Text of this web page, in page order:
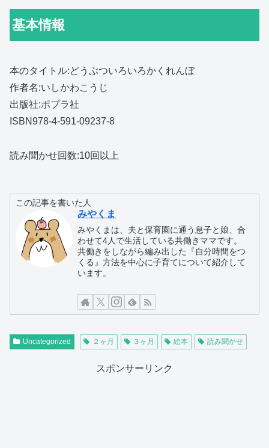
基本情報
本のタイトル:どうぶついろいろかくれんぼ
作者名:いしかわこうじ
出版社:ポプラ社
ISBN978-4-591-09237-8
読み聞かせ回数:10回以上
この記事を書いた人
みやくま
みやくまは、夫と保育園に通う息子と娘、合
わせて4人で生活している共働きママです。
共働きをしながら編み出した『自分時間をつ
くる』方法を中心に子育てについて紹介して
います。
Uncategorized ２ヶ月 ３ヶ月 絵本 読み聞かせ
スポンサーリンク